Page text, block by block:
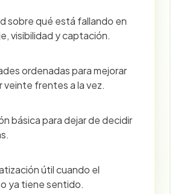
sobre qué está fallando en
visibilidad y captación.
ordenadas para mejorar
veinte frentes a la vez.
básica para dejar de decidir
útil cuando el
ya tiene sentido.